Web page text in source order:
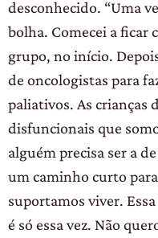
desconhecido. “Uma
bolha. Comecei a ficar
grupo, no início.
de oncologistas para
paliativos. As crianças
disfuncionais que
alguém precisa ser a
um caminho curto
suportamos viver.
é só essa vez. Não